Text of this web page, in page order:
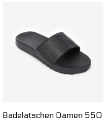
Badelatschen Damen 550